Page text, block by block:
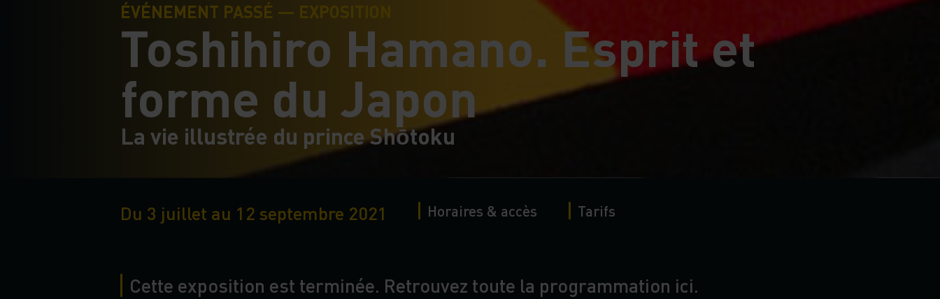
ÉVÉNEMENT PASSÉ — EXPOSITION
Toshihiro Hamano. Esprit et
forme du Japon
La vie illustrée du prince Shōtoku
Du 3 juillet au 12 septembre 2021 Horaires & accès Tarifs
Cette exposition est terminée. Retrouvez toute la programmation ici.